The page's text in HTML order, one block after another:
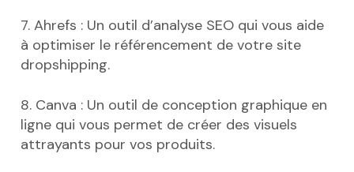
7. Ahrefs : Un outil d’analyse SEO qui vous aide
à optimiser le référencement de votre site
dropshipping.
8. Canva : Un outil de conception graphique en
ligne qui vous permet de créer des visuels
attrayants pour vos produits.